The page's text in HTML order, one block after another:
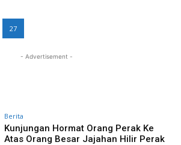
27
- Advertisement -
Berita
Kunjungan Hormat Orang Perak Ke
Atas Orang Besar Jajahan Hilir Perak